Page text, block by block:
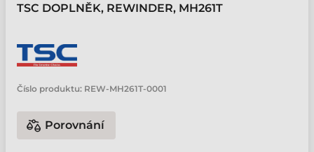
TSC DOPLNĚK, REWINDER, MH261T
Číslo produktu: REW-MH261T-0001
Porovnání